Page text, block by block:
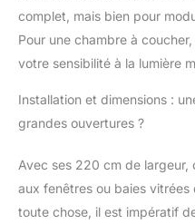
complet, mais bien pour
Pour une chambre à
votre sensibilité à la lumière
Installation et dimensions :
grandes ouvertures ?
Avec ses 220 cm de largeur,
aux fenêtres ou baies
toute chose, il est impératif